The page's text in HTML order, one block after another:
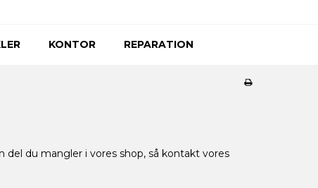
KONTOR REPARATION
del du mangler i vores shop, så kontakt vores